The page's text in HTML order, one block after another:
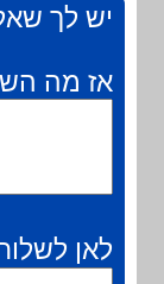
יש לך
אז מה
לאן